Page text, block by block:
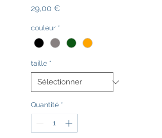
29,00 €
couleur *
taille *
Quantité *